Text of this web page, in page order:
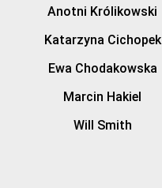
Anotni Królikowski
Katarzyna Cichopek
Ewa Chodakowska
Marcin Hakiel
Will Smith